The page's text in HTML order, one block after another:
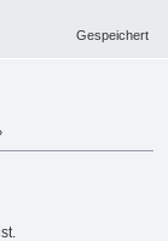
Gespeichert